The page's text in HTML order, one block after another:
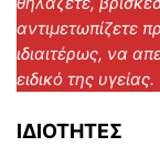
αντιμετωπίζετε
ιδιαιτέρως, να
ειδικό της υγείας.
ΙΔΙΟΤΗΤΕΣ